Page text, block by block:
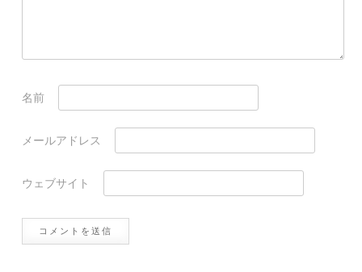
名前
メールアドレス
ウェブサイト